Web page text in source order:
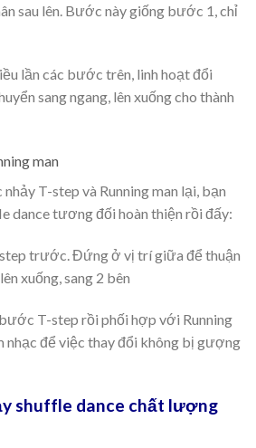
sau lên. Bước này giống bước 1, chỉ
lần các bước trên, linh hoạt đổi
sang ngang, lên xuống cho thành
man
T-step và Running man lại, bạn
dance tương đối hoàn thiện rồi đấy:
trước. Đứng ở vị trí giữa để thuận
xuống, sang 2 bên
T-step rồi phối hợp với Running
nhạc để việc thay đổi không bị gượng
shuffle dance chất lượng